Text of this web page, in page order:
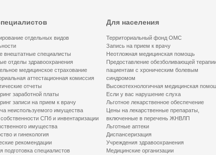
отдельных видов
внештатные специалисты
отделы здравоохранения
медицинское страхование
аттестационная комиссия
отчеты
заработной платы
записи на прием к врачу
неиспользуемого имущества
СПб и инвентаризации
имущества
и гинекология
рекомендации
подготовка специалистов
Для населения
Территориальный фонд ОМС
Запись на прием к врачу
Неотложная медицинская помощь
Предоставление обезболивающей
пациентам с хроническим болевым
синдромом
Высокотехнологичная медицинская
Если у вас нарушение слуха
Льготное лекарственное обеспечение
Цены на лекарственные препараты,
включенные в перечень ЖНВЛП
Льготные аптеки
Диспансеризация
Учреждения здравоохранения
Медицинские организации